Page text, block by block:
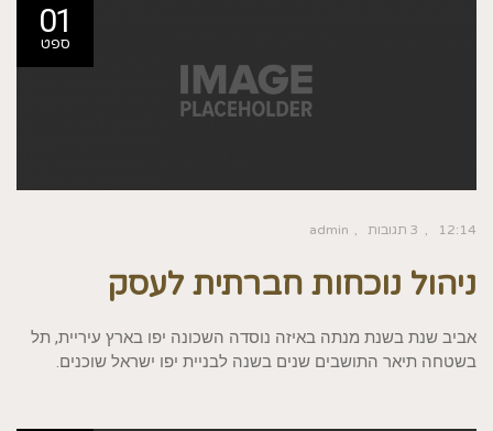
01
ספט
12:14 3 תגובות admin
ניהול נוכחות חברתית לעסק
אביב שנת בשנת מנתה באיזה נוסדה השכונה יפו בארץ עיריית, תל
בשטחה תיאר התושבים שנים בשנה לבניית יפו ישראל שוכנים.